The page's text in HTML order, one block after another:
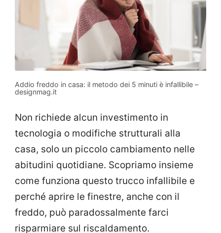
Addio freddo in casa: il metodo dei 5 minuti è infallibile –
designmag.it
Non richiede alcun investimento in
tecnologia o modifiche strutturali alla
casa, solo un piccolo cambiamento nelle
abitudini quotidiane. Scopriamo insieme
come funziona questo trucco infallibile e
perché aprire le finestre, anche con il
freddo, può paradossalmente farci
risparmiare sul riscaldamento.